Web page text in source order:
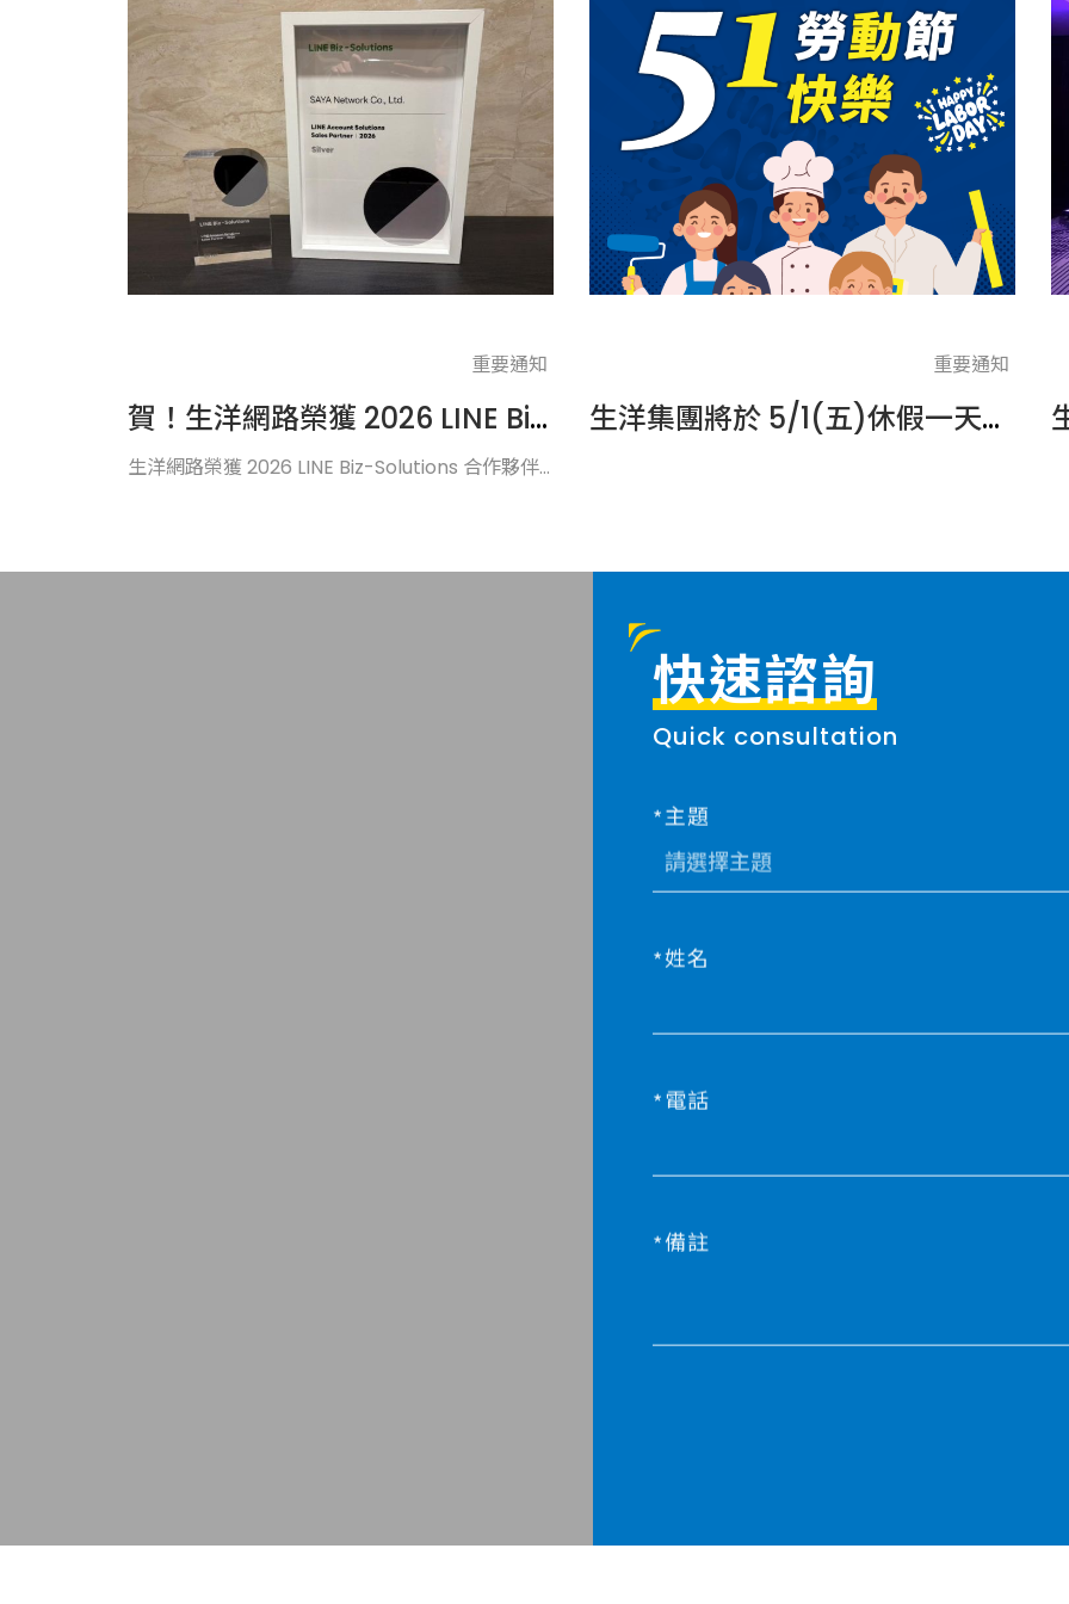
重要通知
賀！生洋網路榮獲 2026 LINE Biz-Solutions 官方帳號「銀級銷售夥伴」認證！
生洋網路榮獲 2026 LINE Biz-Solutions 合作夥伴...
重要通知
生洋集團將於 5/1(五)休假一天，向所有辛勤工作的夥伴致敬！
快速諮詢
Quick consultation
主題
姓名
電話
備註